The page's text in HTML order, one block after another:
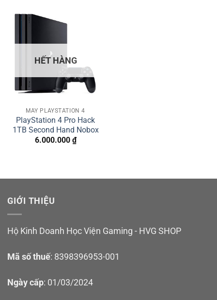
HẾT HÀNG
MÁY PLAYSTATION 4
PlayStation 4 Pro Hack
1TB Second Hand Nobox
6.000.000 ₫
GIỚI THIỆU
Hộ Kinh Doanh Học Viện Gaming - HVG SHOP
Mã số thuế: 8398396953-001
Ngày cấp: 01/03/2024